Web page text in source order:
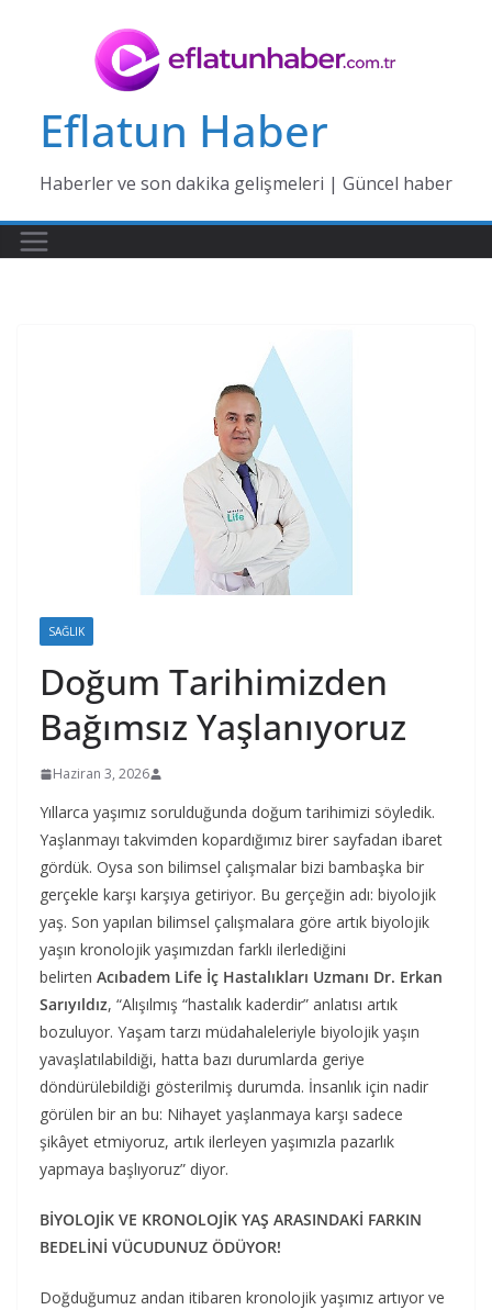
Eflatun Haber
Haberler ve son dakika gelişmeleri | Güncel haber
SAĞLIK
Doğum Tarihimizden
Bağımsız Yaşlanıyoruz
Haziran 3, 2026
Yıllarca yaşımız sorulduğunda doğum tarihimizi söyledik.
Yaşlanmayı takvimden kopardığımız birer sayfadan ibaret
gördük. Oysa son bilimsel çalışmalar bizi bambaşka bir
gerçekle karşı karşıya getiriyor. Bu gerçeğin adı: biyolojik
yaş. Son yapılan bilimsel çalışmalara göre artık biyolojik
yaşın kronolojik yaşımızdan farklı ilerlediğini
belirten Acıbadem Life İç Hastalıkları Uzmanı Dr. Erkan
Sarıyıldız, “Alışılmış “hastalık kaderdir” anlatısı artık
bozuluyor. Yaşam tarzı müdahaleleriyle biyolojik yaşın
yavaşlatılabildiği, hatta bazı durumlarda geriye
döndürülebildiği gösterilmiş durumda. İnsanlık için nadir
görülen bir an bu: Nihayet yaşlanmaya karşı sadece
şikâyet etmiyoruz, artık ilerleyen yaşımızla pazarlık
yapmaya başlıyoruz” diyor.
BİYOLOJİK VE KRONOLOJİK YAŞ ARASINDAKİ FARKIN
BEDELİNİ VÜCUDUNUZ ÖDÜYOR!
Doğduğumuz andan itibaren kronolojik yaşımız artıyor ve